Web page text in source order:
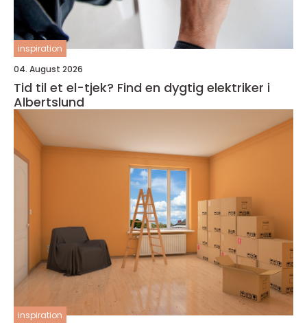
inspiration
04. August 2026
Tid til et el-tjek? Find en dygtig elektriker i
Albertslund
inspiration